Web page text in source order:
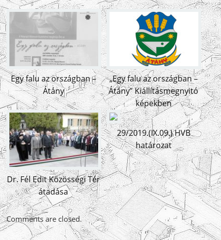
Egy falu az országban –
Átány
„Egy falu az országban –
Átány” Kiállításmegnyitó
képekben
Dr. Fél Edit Közösségi Tér
átadása
29/2019.(IX.09.) HVB
határozat
Comments are closed.